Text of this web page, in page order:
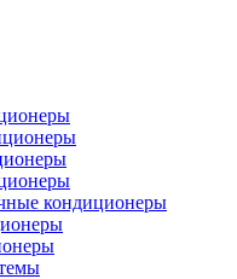
кондиционеры